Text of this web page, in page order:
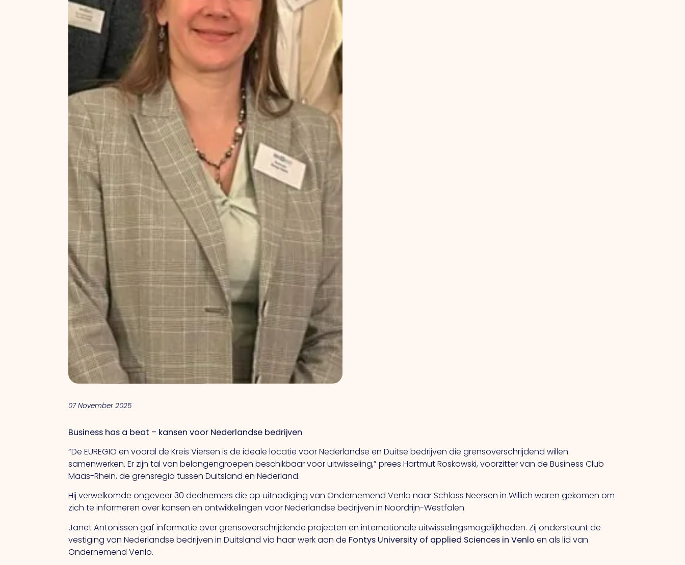
07 November 2025
Business has a beat – kansen voor Nederlandse bedrijven
“De EUREGIO en vooral de Kreis Viersen is de ideale locatie voor Nederlandse en Duitse bedrijven die grensoverschrijdend willen
samenwerken. Er zijn tal van belangengroepen beschikbaar voor uitwisseling,” prees Hartmut Roskowski, voorzitter van de Business Club
Maas-Rhein, de grensregio tussen Duitsland en Nederland.
Hij verwelkomde ongeveer 30 deelnemers die op uitnodiging van Ondernemend Venlo naar Schloss Neersen in Willich waren gekomen om
zich te informeren over kansen en ontwikkelingen voor Nederlandse bedrijven in Noordrijn-Westfalen.
Janet Antonissen gaf informatie over grensoverschrijdende projecten en internationale uitwisselingsmogelijkheden. Zij ondersteunt de
vestiging van Nederlandse bedrijven in Duitsland via haar werk aan de Fontys University of applied Sciences in Venloen als lid van
Ondernemend Venlo.